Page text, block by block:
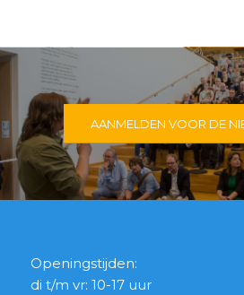
AANMELDEN VOOR DE
Openingstijden:
di t/m vr: 10-17 uur